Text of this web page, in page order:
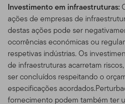
Investimento em infraestruturas:
ações de empresas de
destas ações pode ser
ocorrências económicas ou
respetivas indústrias. Os
de infraestruturas acarretam
ser concluídos respeitando o
especificações
fornecimento podem também ter